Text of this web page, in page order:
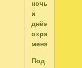
ночью,
и
днём
охраняет
меня.
Под